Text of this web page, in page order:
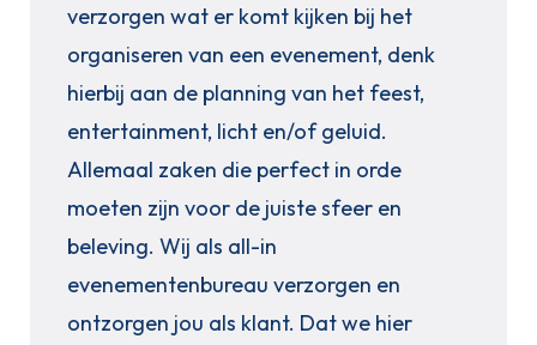
verzorgen wat er komt kijken bij het
organiseren van een evenement, denk
hierbij aan de planning van het feest,
entertainment, licht en/of geluid.
Allemaal zaken die perfect in orde
moeten zijn voor de juiste sfeer en
beleving. Wij als all-in
evenementenbureau verzorgen en
ontzorgen jou als klant. Dat we hier